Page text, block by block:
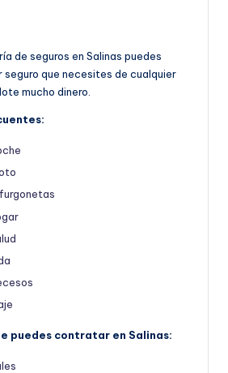
de seguros en Salinas puedes
que necesites de cualquier
mucho dinero.
puedes contratar en Salinas: